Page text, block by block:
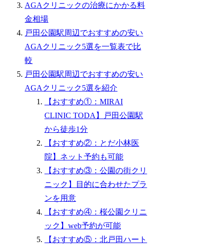
AGAクリニックの治療にかかる料
金相場
戸田公園駅周辺でおすすめの安い
AGAクリニック5選を一覧表で比
較
戸田公園駅周辺でおすすめの安い
AGAクリニック5選を紹介
【おすすめ①：MIRAI
CLINIC TODA】戸田公園駅
から徒歩1分
【おすすめ②：とだ小林医
院】ネット予約も可能
【おすすめ③：公園の街クリ
ニック】目的に合わせたプラ
ンを用意
【おすすめ④：桜公園クリニ
ック】web予約が可能
【おすすめ⑤：北戸田ハート